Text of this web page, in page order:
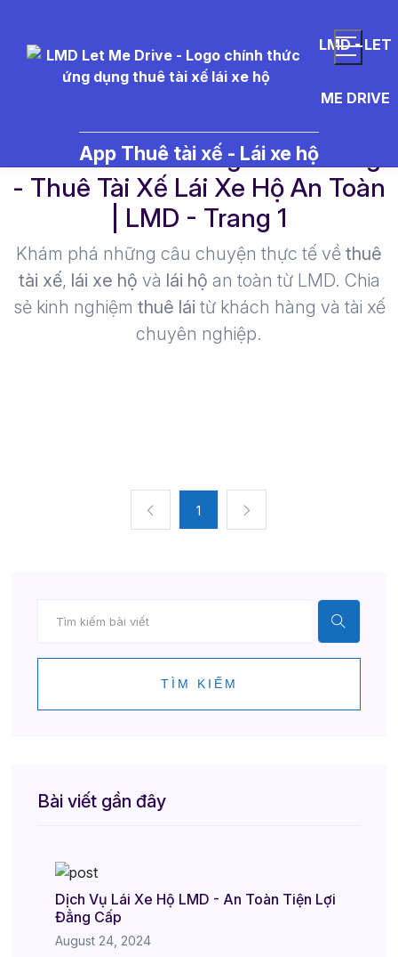
LMD - LET
ME DRIVE
App Thuê tài xế - Lái xe hộ
- Thuê Tài Xế Lái Xe Hộ An Toàn
| LMD - Trang 1​
Khám phá những câu chuyện thực tế về thuê
tài xế, lái xe hộ và lái hộ an toàn từ LMD. Chia
sẻ kinh nghiệm thuê lái từ khách hàng và tài xế
chuyên nghiệp.
1
TÌM KIẾM
Bài viết gần đây
Dịch Vụ Lái Xe Hộ LMD - An Toàn Tiện Lợi
Đẳng Cấp
August 24, 2024